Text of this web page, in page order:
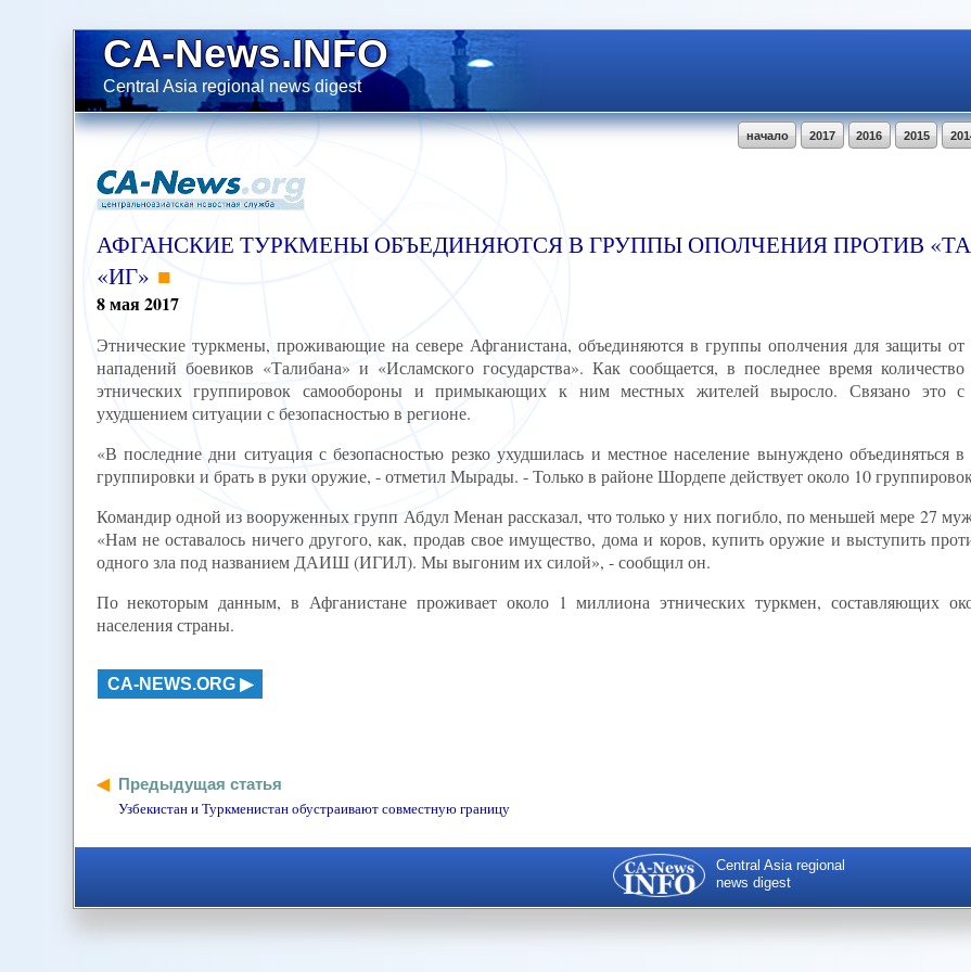
CA-News.INFO
Central Asia regional news digest
2015
2016
2017
начало
АФГАНСКИЕ ТУРКМЕНЫ ОБЪЕДИНЯЮТСЯ В ГРУППЫ ОПОЛЧЕНИЯ ПРОТИВ
«ИГ»
8мая2017
Этнические туркмены, проживающие на севере Афганистана, объединяются в группы ополчения для защиты от
нападений боевиков «Талибана» и «Исламского государства». Как сообщается, в последнее время количество
этнических группировок самообороны и примыкающих к ним местных жителей выросло. Связано это с
ухудшением ситуации с безопасностью в регионе.
«В последние дни ситуация с безопасностью резко ухудшилась и местное население вынуждено объединяться в
группировки и брать в руки оружие, - отметил Мырады. - Только в районе Шордепе действует около 10
Командир одной из вооруженных групп Абдул Менан рассказал, что только у них погибло, по меньшей мере 27
«Нам не оставалось ничего другого, как, продав свое имущество, дома и коров, купить оружие и выступить
одного зла под названием ДАИШ (ИГИЛ). Мы выгоним их силой», - сообщил он.
По некоторым данным, в Афганистане проживает около 1 миллиона этнических туркмен, составляющих
населения страны.
CA-NEWS.ORG
Предыдущая статья
Узбекистан и Туркменистан обустраивают совместную границу
Central Asia regional
news digest